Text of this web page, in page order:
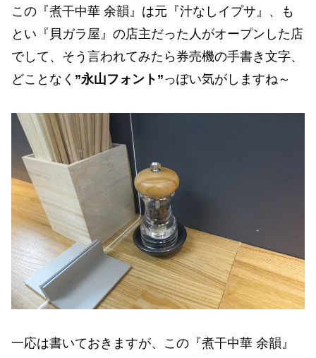
この『煮干中華 余韻』は元『汁なしイプサ』、も
とい『貝ガラ屋』の店主だった人がオープンした店
でして、そう言われてみたら券売機の手書き文字、
どことなく ”永山フォント”っぽい気がしますね～
一応は書いておきますが、この『煮干中華 余韻』